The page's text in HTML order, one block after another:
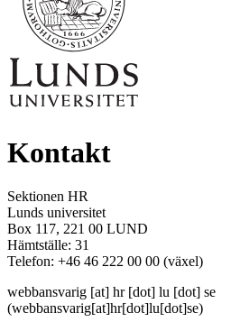
Kontakt
Sektionen HR
Lunds universitet
Box 117, 221 00 LUND
Hämtställe: 31
Telefon: +46 46 222 00 00 (växel)
webbansvarig [at] hr[dot] lu [dot] se
(webbansvarig[at]hr[dot]lu[dot]se)